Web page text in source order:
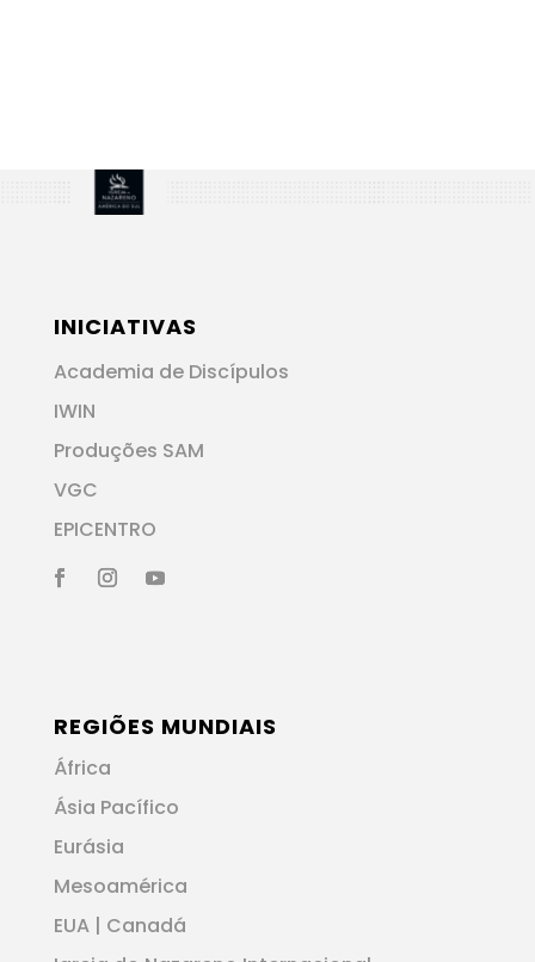
INICIATIVAS
Academia de Discípulos
IWIN
Produções SAM
VGC
EPICENTRO
REGIÕES MUNDIAIS
África
Ásia Pacífico
Eurásia
Mesoamérica
EUA | Canadá